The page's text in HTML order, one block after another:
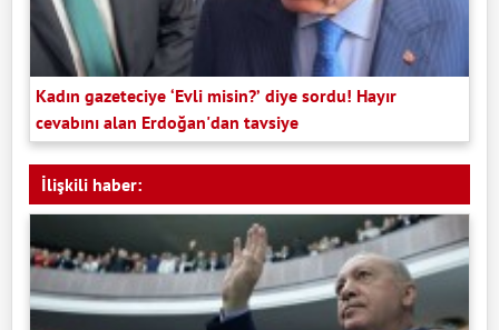
Kadın gazeteciye ‘Evli misin?’ diye sordu! Hayır
cevabını alan Erdoğan'dan tavsiye
İlişkili haber: